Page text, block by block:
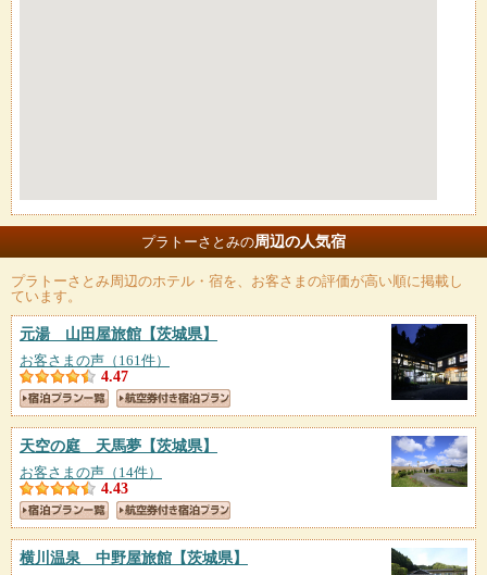
プラトーさとみの周辺の人気宿
プラトーさとみ周辺のホテル・宿を、お客さまの評価が高い順に掲載し
ています。
元湯 山田屋旅館 【茨城県】
お客さまの声（161件）
4.47
天空の庭 天馬夢 【茨城県】
お客さまの声（14件）
4.43
横川温泉 中野屋旅館 【茨城県】